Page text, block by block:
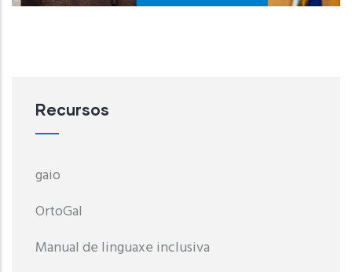
Recursos
gaio
OrtoGal
Manual de linguaxe inclusiva